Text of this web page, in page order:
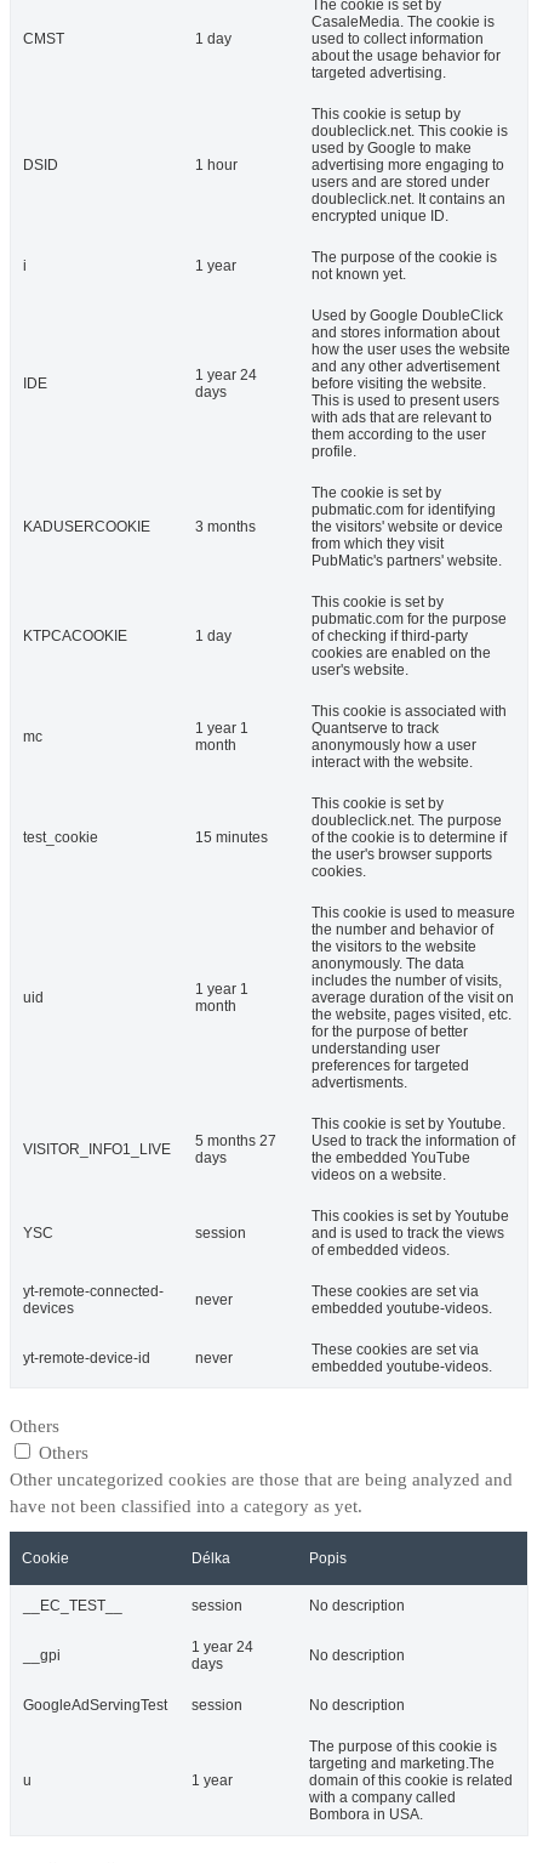
CMST 1 day
The cookie is set by
CasaleMedia. The cookie is
used to collect information
about the usage behavior for
targeted advertising.
DSID 1 hour
This cookie is setup by
doubleclick.net. This cookie is
used by Google to make
advertising more engaging to
users and are stored under
doubleclick.net. It contains an
encrypted unique ID.
i 1 year
The purpose of the cookie is
not known yet.
IDE
1 year 24
days
Used by Google DoubleClick
and stores information about
how the user uses the website
and any other advertisement
before visiting the website.
This is used to present users
with ads that are relevant to
them according to the user
profile.
KADUSERCOOKIE 3 months
The cookie is set by
pubmatic.com for identifying
the visitors' website or device
from which they visit
PubMatic's partners' website.
KTPCACOOKIE 1 day
This cookie is set by
pubmatic.com for the purpose
of checking if third-party
cookies are enabled on the
user's website.
mc
1 year 1
month
This cookie is associated with
Quantserve to track
anonymously how a user
interact with the website.
test_cookie 15 minutes
This cookie is set by
doubleclick.net. The purpose
of the cookie is to determine if
the user's browser supports
cookies.
uid
1 year 1
month
This cookie is used to measure
the number and behavior of
the visitors to the website
anonymously. The data
includes the number of visits,
average duration of the visit on
the website, pages visited, etc.
for the purpose of better
understanding user
preferences for targeted
advertisments.
VISITOR_INFO1_LIVE
5 months 27
days
This cookie is set by Youtube.
Used to track the information of
the embedded YouTube
videos on a website.
YSC session
This cookies is set by Youtube
and is used to track the views
of embedded videos.
yt-remote-connected-
devices
never
These cookies are set via
embedded youtube-videos.
yt-remote-device-id never
These cookies are set via
embedded youtube-videos.
Others
Others
Other uncategorized cookies are those that are being analyzed and
have not been classified into a category as yet.
Cookie Délka Popis
__EC_TEST__ session No description
__gpi
1 year 24
days
No description
GoogleAdServingTest session No description
u 1 year
The purpose of this cookie is
targeting and marketing.The
domain of this cookie is related
with a company called
Bombora in USA.